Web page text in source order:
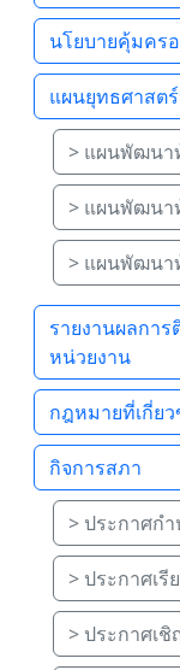
นโยบายคุ้มคร
แผนยุทธศาสต
> แผนพัฒนา
> แผนพัฒนา
> แผนพัฒนา
รายงานผลกา
หน่วยงาน
กฎหมายที่เกี่ยว
กิจการสภา
> ประกาศก
> ประกาศเ
> ประกาศเ